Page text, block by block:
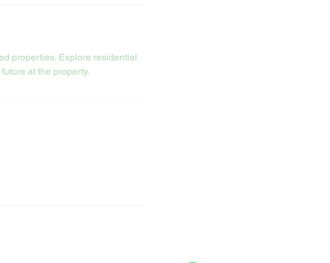
properties. Explore residential
at the property.